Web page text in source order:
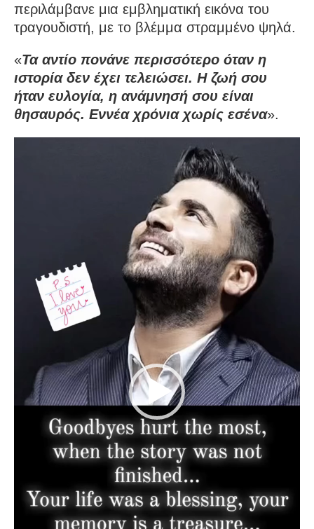
περιλάμβανε μια εμβληματική εικόνα του
τραγουδιστή, με το βλέμμα στραμμένο ψηλά.
«Τα αντίο πονάνε περισσότερο όταν η
ιστορία δεν έχει τελειώσει. Η ζωή σου
ήταν ευλογία, η ανάμνησή σου είναι
θησαυρός. Εννέα χρόνια χωρίς εσένα».